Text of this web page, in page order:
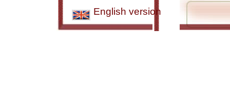
English version